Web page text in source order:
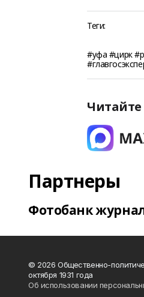
Теги:
#уфа #цирк
Читайте
Партнеры
Фотобанк
© 2026 Общественно-
октября 1931 года
Об использовании